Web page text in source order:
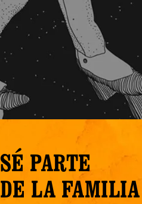
SÉ PARTE
DE LA FAMILIA